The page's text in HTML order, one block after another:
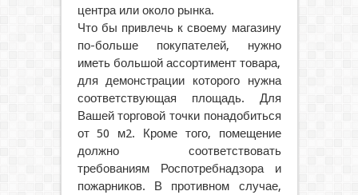
центра или около рынка.
Что бы привлечь к своему магазину
по-больше покупателей, нужно
иметь большой ассортимент товара,
для демонстрации которого нужна
соответствующая площадь. Для
Вашей торговой точки понадобиться
от 50 м2. Кроме того, помещение
должно соответствовать
требованиям Роспотребнадзора и
пожарников. В противном случае,